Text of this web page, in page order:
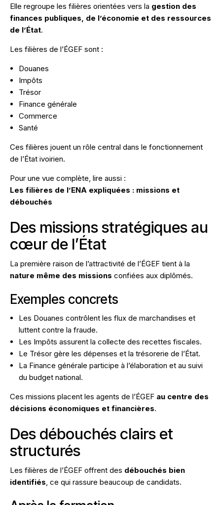
Elle regroupe les filières orientées vers la gestion des
finances publiques, de l’économie et des ressources
de l’État.
Les filières de l’ÉGEF sont :
Douanes
Impôts
Trésor
Finance générale
Commerce
Santé
Ces filières jouent un rôle central dans le fonctionnement
de l’État ivoirien.
Pour une vue complète, lire aussi :
Les filières de l’ENA expliquées : missions et
débouchés
Des missions stratégiques au
cœur de l’État
La première raison de l’attractivité de l’ÉGEF tient à la
nature même des missions confiées aux diplômés.
Exemples concrets
Les Douanes contrôlent les flux de marchandises et
luttent contre la fraude.
Les Impôts assurent la collecte des recettes fiscales.
Le Trésor gère les dépenses et la trésorerie de l’État.
La Finance générale participe à l’élaboration et au suivi
du budget national.
Ces missions placent les agents de l’ÉGEF au centre des
décisions économiques et financières.
Des débouchés clairs et
structurés
Les filières de l’ÉGEF offrent des débouchés bien
identifiés, ce qui rassure beaucoup de candidats.